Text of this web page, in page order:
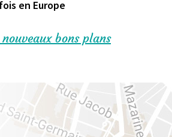
fois en Europe
nouveaux bons plans